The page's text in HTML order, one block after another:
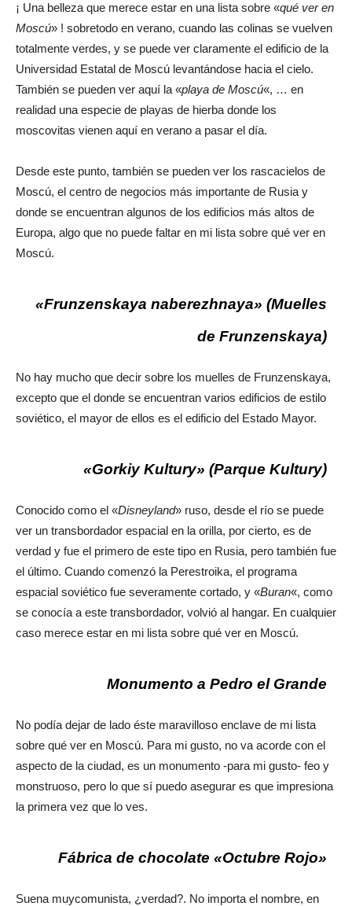
¡ Una belleza que merece estar en una lista sobre «qué ver en
Moscú» ! sobretodo en verano, cuando las colinas se vuelven
totalmente verdes, y se puede ver claramente el edificio de la
Universidad Estatal de Moscú levantándose hacia el cielo.
También se pueden ver aquí la «playa de Moscú«, … en
realidad una especie de playas de hierba donde los
moscovitas vienen aquí en verano a pasar el día.
Desde este punto, también se pueden ver los rascacielos de
Moscú, el centro de negocios más importante de Rusia y
donde se encuentran algunos de los edificios más altos de
Europa, algo que no puede faltar en mi lista sobre qué ver en
Moscú.
«Frunzenskaya naberezhnaya» (Muelles
de Frunzenskaya)
No hay mucho que decir sobre los muelles de Frunzenskaya,
excepto que el donde se encuentran varios edificios de estilo
soviético, el mayor de ellos es el edificio del Estado Mayor.
«Gorkiy Kultury» (Parque Kultury)
Conocido como el «Disneyland» ruso, desde el río se puede
ver un transbordador espacial en la orilla, por cierto, es de
verdad y fue el primero de este tipo en Rusia, pero también fue
el último. Cuando comenzó la Perestroika, el programa
espacial soviético fue severamente cortado, y «Buran«, como
se conocía a este transbordador, volvió al hangar. En cualquier
caso merece estar en mi lista sobre qué ver en Moscú.
Monumento a Pedro el Grande
No podía dejar de lado éste maravilloso enclave de mi lista
sobre qué ver en Moscú. Para mi gusto, no va acorde con el
aspecto de la ciudad, es un monumento -para mi gusto- feo y
monstruoso, pero lo que sí puedo asegurar es que impresiona
la primera vez que lo ves.
Fábrica de chocolate «Octubre Rojo»
Suena muycomunista, ¿verdad?. No importa el nombre, en